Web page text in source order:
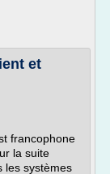
et
francophone
la suite
les systèmes